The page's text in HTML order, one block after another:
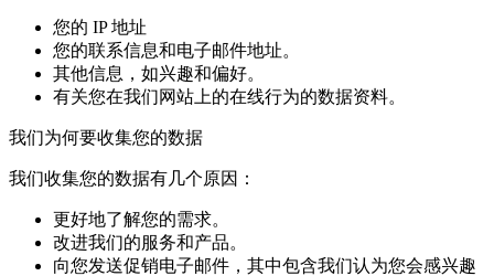
您的 IP 地址
您的联系信息和电子邮件地址。
其他信息，如兴趣和偏好。
有关您在我们网站上的在线行为的数据资料。
我们为何要收集您的数据
我们收集您的数据有几个原因：
更好地了解您的需求。
改进我们的服务和产品。
向您发送促销电子邮件，其中包含我们认为您会感兴趣